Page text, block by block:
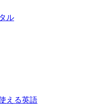
ル
える英語